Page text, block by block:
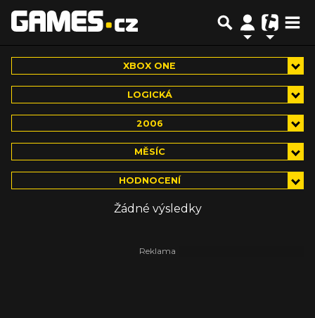
XBOX ONE
LOGICKÁ
2006
MĚSÍC
HODNOCENÍ
Žádné výsledky